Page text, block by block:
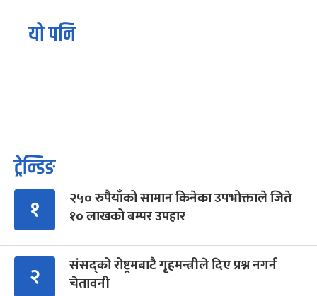
यो पनि
ट्रेन्डिङ
१
२५० रुपैयाँको सामान किनेका उपभोक्ताले जिते
१० लाखको बम्पर उपहार
२
संसद्को रोष्ट्रमबाटै गृहमन्त्रीले दिए प्रश्न नगर्न
चेतावनी